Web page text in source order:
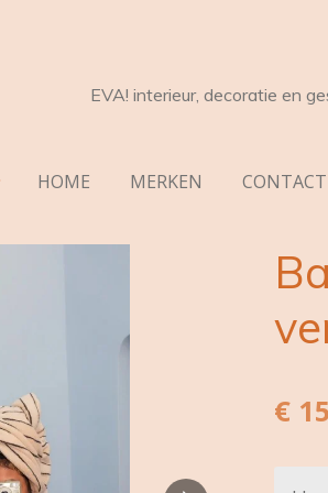
EVA! interieur, decoratie en
HOME MERKEN CONTACT
€